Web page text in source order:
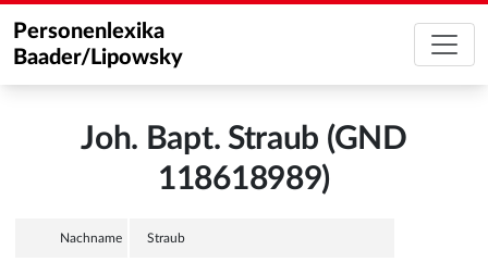
Personenlexika
Baader/Lipowsky
Joh. Bapt. Straub (GND
118618989)
Nachname Straub